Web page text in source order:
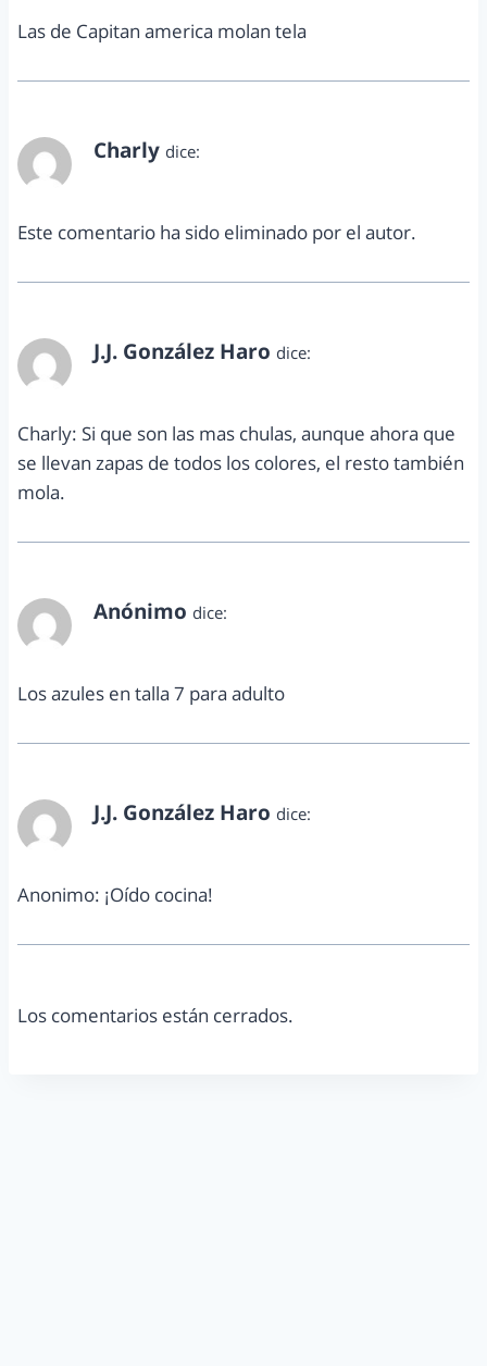
Las de Capitan america molan tela
Charly dice:
Este comentario ha sido eliminado por el autor.
J.J. González Haro dice:
Charly: Si que son las mas chulas, aunque ahora que
se llevan zapas de todos los colores, el resto también
mola.
Anónimo dice:
Los azules en talla 7 para adulto
J.J. González Haro dice:
Anonimo: ¡Oído cocina!
Los comentarios están cerrados.